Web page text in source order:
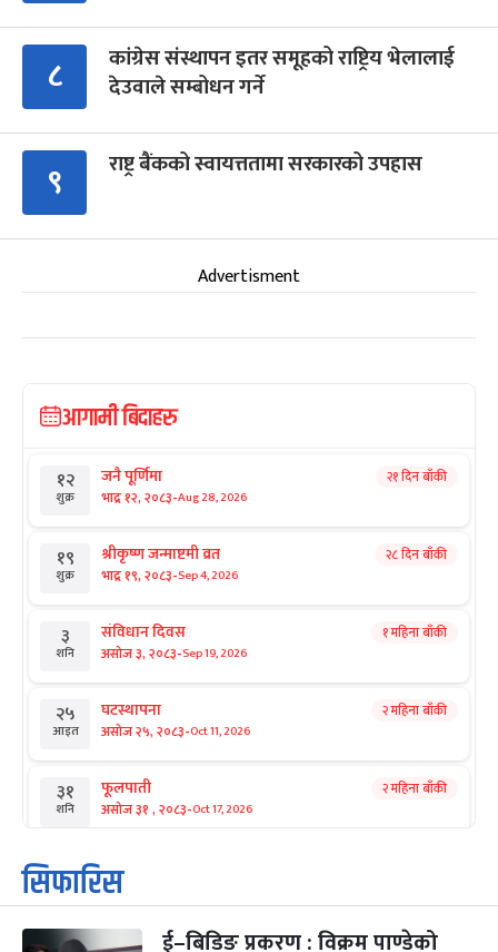
८
कांग्रेस संस्थापन इतर समूहको राष्ट्रिय भेलालाई
देउवाले सम्बोधन गर्ने
९ राष्ट्र बैंकको स्वायत्ततामा सरकारको उपहास
Advertisment
आगामी बिदाहरु
१२
शुक्र
जनै पूर्णिमा
भाद्र १२, २०८३-Aug 28, 2026
२१ दिन बाँकी
१९
शुक्र
श्रीकृष्ण जन्माष्टमी व्रत
भाद्र १९, २०८३-Sep 4, 2026
२८ दिन बाँकी
३
शनि
संविधान दिवस
असोज ३, २०८३-Sep 19, 2026
१ महिना बाँकी
२५
आइत
घटस्थापना
असोज २५, २०८३-Oct 11, 2026
२ महिना बाँकी
३१
शनि
फूलपाती
असोज ३१ , २०८३-Oct 17, 2026
२ महिना बाँकी
१
आइत
कार्तिक सङ्क्रान्ति
कार्तिक १, २०८३
महानवमी २ महिना बाँकी
सिफारिस
ई–बिडिङ प्रकरण : विक्रम पाण्डेको